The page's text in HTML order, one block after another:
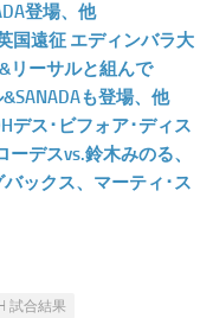
登場、他
国遠征 エディンバラ大
リーサルと組んで
も登場、他
デス･ビフォア･ディス
デスvs.鈴木みのる、
ックス、マーティ･ス
試合結果